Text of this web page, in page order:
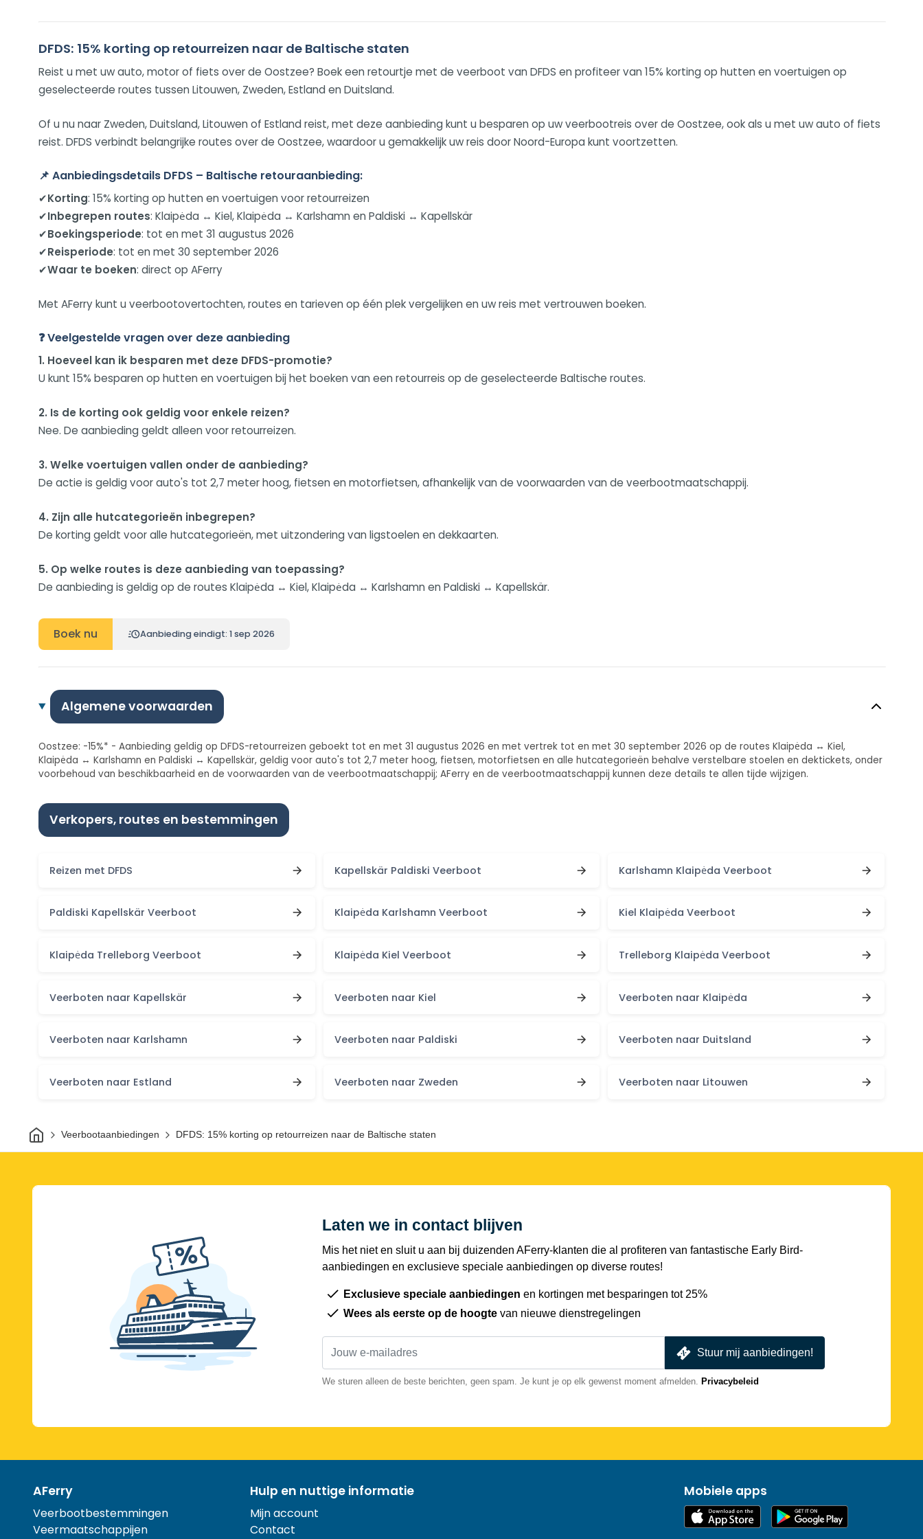
DFDS: 15% korting op retourreizen naar de Baltische staten
Reist u met uw auto, motor of fiets over de Oostzee? Boek een retourtje met de veerboot van DFDS en profiteer van 15% korting op hutten en voertuigen op
geselecteerde routes tussen Litouwen, Zweden, Estland en Duitsland.
Of u nu naar Zweden, Duitsland, Litouwen of Estland reist, met deze aanbieding kunt u besparen op uw veerbootreis over de Oostzee, ook als u met uw auto of fiets
reist. DFDS verbindt belangrijke routes over de Oostzee, waardoor u gemakkelijk uw reis door Noord-Europa kunt voortzetten.
📌 Aanbiedingsdetails DFDS – Baltische retouraanbieding:
✔Korting: 15% korting op hutten en voertuigen voor retourreizen
✔Inbegrepen routes: Klaipėda ↔ Kiel, Klaipėda ↔ Karlshamn en Paldiski ↔ Kapellskär
✔Boekingsperiode: tot en met 31 augustus 2026
✔Reisperiode: tot en met 30 september 2026
✔Waar te boeken: direct op AFerry
Met AFerry kunt u veerbootovertochten, routes en tarieven op één plek vergelijken en uw reis met vertrouwen boeken.
❓ Veelgestelde vragen over deze aanbieding
1. Hoeveel kan ik besparen met deze DFDS-promotie?
U kunt 15% besparen op hutten en voertuigen bij het boeken van een retourreis op de geselecteerde Baltische routes.
2. Is de korting ook geldig voor enkele reizen?
Nee. De aanbieding geldt alleen voor retourreizen.
3. Welke voertuigen vallen onder de aanbieding?
De actie is geldig voor auto's tot 2,7 meter hoog, fietsen en motorfietsen, afhankelijk van de voorwaarden van de veerbootmaatschappij.
4. Zijn alle hutcategorieën inbegrepen?
De korting geldt voor alle hutcategorieën, met uitzondering van ligstoelen en dekkaarten.
5. Op welke routes is deze aanbieding van toepassing?
De aanbieding is geldig op de routes Klaipėda ↔ Kiel, Klaipėda ↔ Karlshamn en Paldiski ↔ Kapellskär.
Boek nu Aanbieding eindigt: 1 sep 2026
Algemene voorwaarden
Oostzee: -15%* - Aanbieding geldig op DFDS-retourreizen geboekt tot en met 31 augustus 2026 en met vertrek tot en met 30 september 2026 op de routes Klaipėda ↔ Kiel,
Klaipėda ↔ Karlshamn en Paldiski ↔ Kapellskär, geldig voor auto's tot 2,7 meter hoog, fietsen, motorfietsen en alle hutcategorieën behalve verstelbare stoelen en dektickets, onder
voorbehoud van beschikbaarheid en de voorwaarden van de veerbootmaatschappij; AFerry en de veerbootmaatschappij kunnen deze details te allen tijde wijzigen.
Verkopers, routes en bestemmingen
Reizen met DFDS Kapellskär Paldiski Veerboot Karlshamn Klaipėda Veerboot
Paldiski Kapellskär Veerboot Klaipėda Karlshamn Veerboot Kiel Klaipėda Veerboot
Klaipėda Trelleborg Veerboot Klaipėda Kiel Veerboot Trelleborg Klaipėda Veerboot
Veerboten naar Kapellskär Veerboten naar Kiel Veerboten naar Klaipėda
Veerboten naar Karlshamn Veerboten naar Paldiski Veerboten naar Duitsland
Veerboten naar Estland Veerboten naar Zweden Veerboten naar Litouwen
ThuisVeerbootaanbiedingen DFDS: 15% korting op retourreizen naar de Baltische staten
Laten we in contact blijven
Mis het niet en sluit u aan bij duizenden AFerry-klanten die al profiteren van fantastische Early Bird-
aanbiedingen en exclusieve speciale aanbiedingen op diverse routes!
Exclusieve speciale aanbiedingen en kortingen met besparingen tot 25%
Wees als eerste op de hoogte van nieuwe dienstregelingen
Stuur mij aanbiedingen!
We sturen alleen de beste berichten, geen spam. Je kunt je op elk gewenst moment afmelden. Privacybeleid
AFerry
Veerbootbestemmingen
Veermaatschappijen
Hulp en nuttige informatie
Mijn account
Contact
Mobiele apps